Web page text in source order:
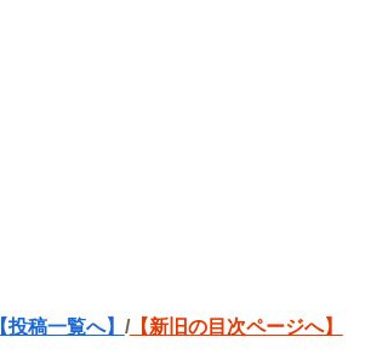
【投稿一覧へ】 /【新旧の目次ページへ】